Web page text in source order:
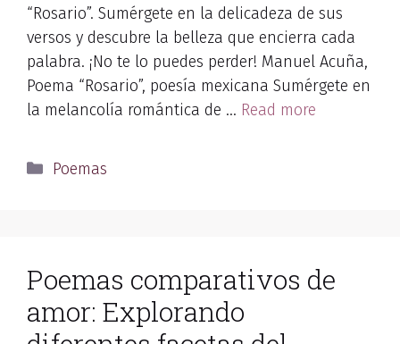
“Rosario”. Sumérgete en la delicadeza de sus
versos y descubre la belleza que encierra cada
palabra. ¡No te lo puedes perder! Manuel Acuña,
Poema “Rosario”, poesía mexicana Sumérgete en
la melancolía romántica de … Read more
Categories
Poemas
Poemas comparativos de
amor: Explorando